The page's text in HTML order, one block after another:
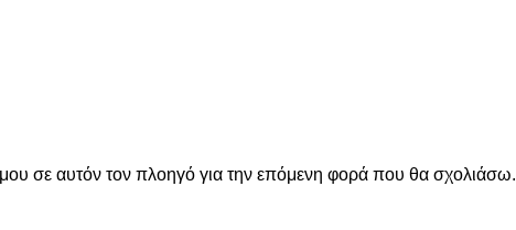
σε αυτόν τον πλοηγό για την επόμενη φορά που θα σχολιάσω.